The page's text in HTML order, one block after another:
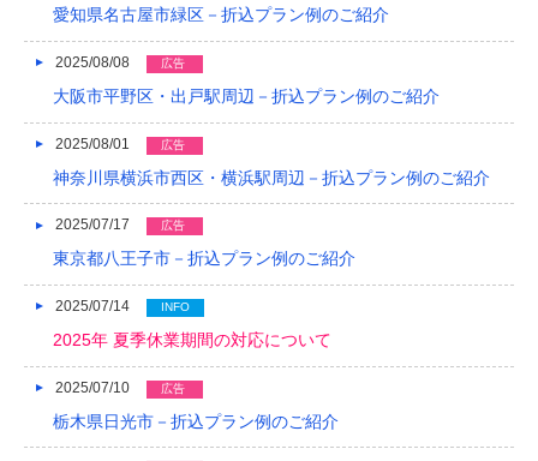
2016/09
2016/08
2016/07
2016/06
2016/03
2016/02
2016/01
2015/12
愛知県名古屋市緑区－折込プラン例のご紹介
2025/08/08 広告
大阪市平野区・出戸駅周辺－折込プラン例のご紹介
2025/08/01 広告
神奈川県横浜市西区・横浜駅周辺－折込プラン例のご紹介
2025/07/17 広告
東京都八王子市－折込プラン例のご紹介
2025/07/14 INFO
2025年 夏季休業期間の対応について
2025/07/10 広告
栃木県日光市－折込プラン例のご紹介